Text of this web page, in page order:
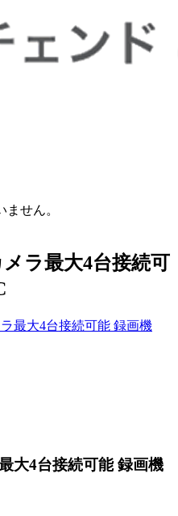
せん。
ラ最大4台接続可
大4台接続可能 録画機